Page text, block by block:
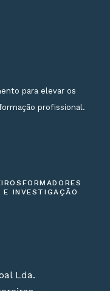
para elevar os
profissional.
FORMADORES
E INVESTIGAÇÃO
Lda.